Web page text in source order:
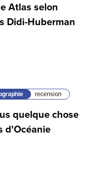
Atlas selon
Didi-Huberman
recension
quelque chose
d'Océanie